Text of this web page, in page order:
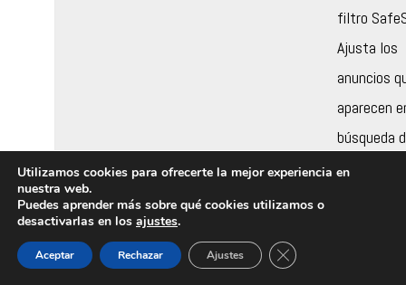
filtro
Ajusta los
anuncios
aparecen
búsqueda
Google.
Utilizamos cookies para ofrecerte la mejor experiencia en
nuestra web.
Puedes aprender más sobre qué cookies utilizamos o
desactivarlas en los ajustes.
Aceptar Rechazar Ajustes Cerrar el banner de